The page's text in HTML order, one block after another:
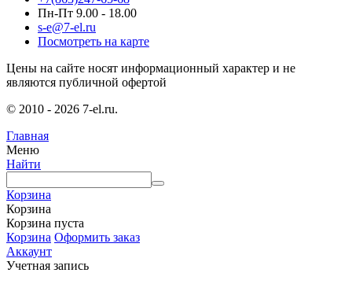
Пн-Пт 9.00 - 18.00
s-e@7-el.ru
Посмотреть на карте
Цены на сайте носят информационный характер и не
являются публичной офертой
© 2010 - 2026 7-el.ru.
Главная
Меню
Найти
Корзина
Корзина
Корзина пуста
Корзина Оформить заказ
Аккаунт
Учетная запись